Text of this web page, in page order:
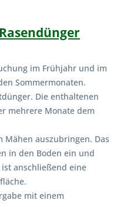
Rasendünger
im Frühjahr und im
Sommermonaten.
Die enthaltenen
mehrere Monate dem
Mähen auszubringen. Das
in den Boden ein und
anschließend eine
mit einem